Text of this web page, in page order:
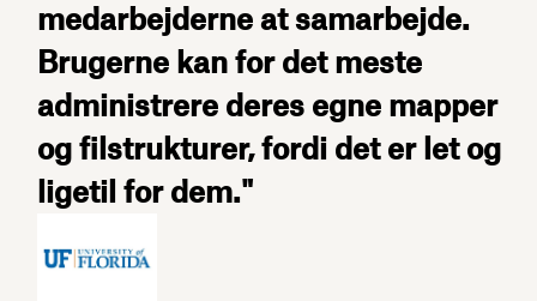
medarbejderne at samarbejde.
Brugerne kan for det meste
administrere deres egne mapper
og filstrukturer, fordi det er let og
ligetil for dem."